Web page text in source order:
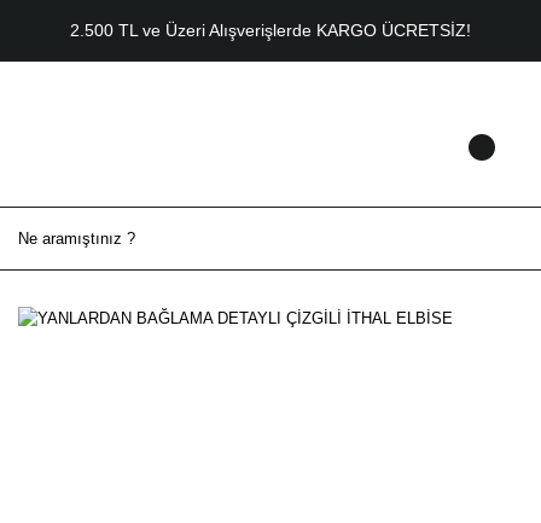
2.500 TL ve Üzeri Alışverişlerde KARGO ÜCRETSİZ!